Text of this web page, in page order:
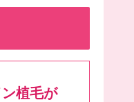
植毛が